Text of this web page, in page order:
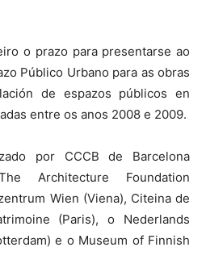
o prazo para presentarse ao
Público Urbano para as obras
de espazos públicos en
entre os anos 2008 e 2009.
por CCCB de Barcelona
Architecture Foundation
Wien (Viena), Citeina de
(Paris), o Nederlands
e o Museum of Finnish